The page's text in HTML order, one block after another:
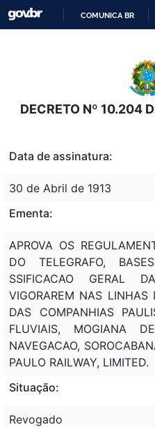
COMUNICA BR
DECRETO Nº 10.204
Data de assinatura:
30 de Abril de 1913
Ementa:
APROVA OS
DO TELEGRAFO,
SSIFICACAO GERAL
VIGORAREM NAS LINHAS
DAS COMPANHIAS
FLUVIAIS, MOGIANA
NAVEGACAO,
PAULO RAILWAY, LIMITED.
Situação:
Revogado